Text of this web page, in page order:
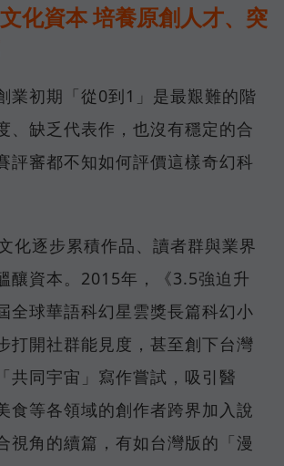
化資本 培養原創人才、突
業初期「從0到1」是最艱難的階
、缺乏代表作，也沒有穩定的合
評審都不知如何評價這樣奇幻科
化逐步累積作品、讀者群與業界
釀資本。2015年，《3.5強迫升
全球華語科幻星雲獎長篇科幻小
打開社群能見度，甚至創下台灣
共同宇宙」寫作嘗試，吸引醫
食等各領域的創作者跨界加入說
視角的續篇，有如台灣版的「漫